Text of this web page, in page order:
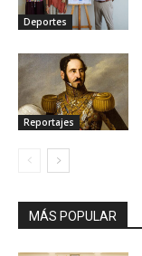
Deportes
Reportajes
MÁS POPULAR